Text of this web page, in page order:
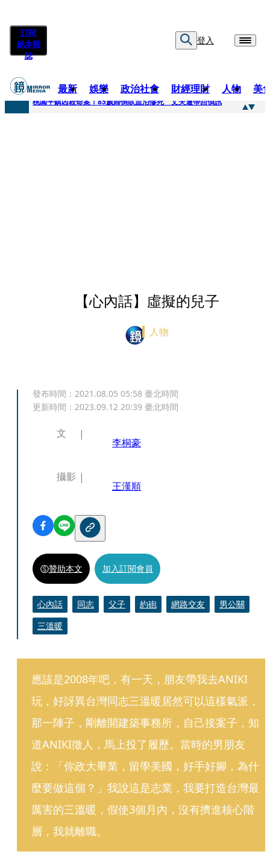
訂閱
紙本雜
誌
登入
最新 娛樂 政治社會 財經理財 人物 美
快訊
桃園平鎮凶殺命案！85歲婦倒臥血泊慘死 丈夫遭帶回偵訊
【心內話】虛擬的兒子
人物
發布時間： 2021.08.05 05:58 臺北時間
更新時間： 2023.09.12 20:39 臺北時間
文
李桐豪
攝影
王漢順
贊助本文 加入訂閱會員
心內話 同志 父子 約砲 網路交友
男公關
三溫暖
應該是2008年吧，有一天，朋友帶我去ANIKI
玩，好訝異台灣同志三溫暖居然可以這樣氣派，
那一陣子，剛離開建築事務所，自己接案子，知
道ANIKI徵人，馬上投了履歷。當時的男朋友
說：「你政大畢業，留學美國，好手好腳，為什
麼要做這個？」我說這是志業，我要打造台灣最
厲害的三溫暖，假使3個月內，沒有擠進核心階
層，我就離職。